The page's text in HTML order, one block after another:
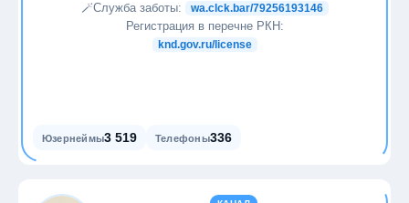
🪄Служба заботы: wa.clck.bar/79256193146
Регистрация в перечне РКН:
knd.gov.ru/license
Юзернеймы3 519 Телефоны336